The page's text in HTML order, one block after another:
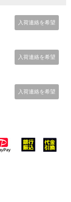
入荷連絡を希望
入荷連絡を希望
入荷連絡を希望